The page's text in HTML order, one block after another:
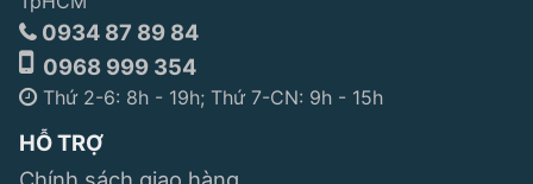
0934 87 89 84
0968 999 354
Thứ 2-6: 8h - 19h; Thứ 7-CN: 9h - 15h
HỖ TRỢ